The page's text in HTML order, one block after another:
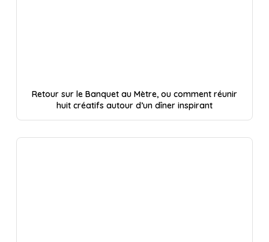
Retour sur le Banquet au Mètre, ou comment réunir
huit créatifs autour d’un dîner inspirant